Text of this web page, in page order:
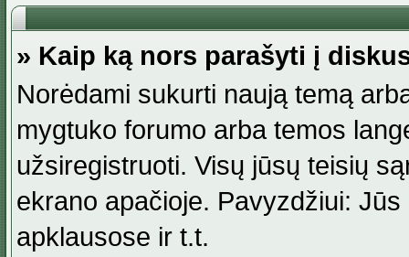
» Kaip ką nors parašyti į
Norėdami sukurti naują temą
mygtuko forumo arba temos
užsiregistruoti. Visų jūsų teisių
ekrano apačioje. Pavyzdžiui:
apklausose ir t.t.